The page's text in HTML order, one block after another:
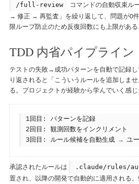
/full-review
コマンドの自動収束ル
→ 修正 → 再監査」を繰り返して、問題が0
限ループ防止のため反復回数にも上限がある
TDD 内省パイプライン
テストの失敗→成功パターンを自動で記録
り返されると「こういうルールを追加しま
る。プロジェクトが経験から学んでいく感じ
1回目: パターンを記録
2回目: 観測回数をインクリメント
3回目: ルール候補を自動生成 → ユー
承認されたルールは .claude/rules/
置され、以降の開発で自動的に適用される